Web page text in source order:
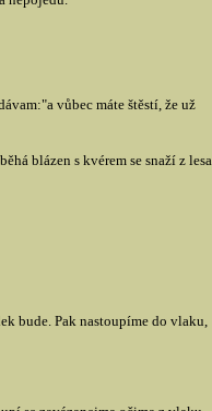
vůbec máte štěstí, že už
blázen s kvérem se snaží z lesa
bude. Pak nastoupíme do vlaku,